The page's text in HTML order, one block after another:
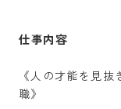
仕事内容
《人の才能を見
職》